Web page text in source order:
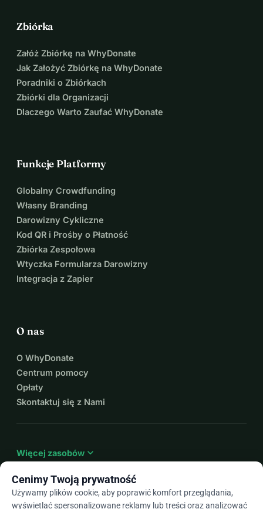
Zbiórka
Załóż Zbiórkę na WhyDonate
Jak Założyć Zbiórkę na WhyDonate
Poradniki o Zbiórkach
Zbiórki dla Organizacji
Dlaczego Warto Zaufać WhyDonate
Funkcje Platformy
Globalny Crowdfunding
Własny Branding
Darowizny Cykliczne
Kod QR i Prośby o Płatność
Zbiórka Zespołowa
Wtyczka Formularza Darowizny
Integracja z Zapier
O nas
O WhyDonate
Centrum pomocy
Opłaty
Skontaktuj się z Nami
Więcej zasobów expand_more
Cenimy Twoją prywatność
Używamy plików cookie, aby poprawić komfort przeglądania,
wyświetlać spersonalizowane reklamy lub treści oraz analizować